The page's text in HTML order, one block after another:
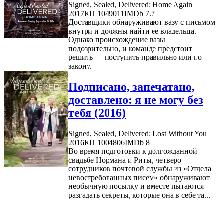
Signed, Sealed, Delivered: Home Again
2017КП 1049011IMDb 7.7
Доставщики обнаруживают вазу с письмом
внутри и должны найти ее владельца.
Однако происхождение вазы
подозрительно, и команде предстоит
решить — поступить правильно или по
закону.
Подписано, запечатано,
доставлено: я не могу без
тебя (2016)
Signed, Sealed, Delivered: Lost Without You
2016КП 1004806IMDb 8
Во время подготовки к долгожданной
свадьбе Нормана и Риты, четверо
сотрудников почтовой службы из «Отдела
невостребованных писем» обнаруживают
необычную посылку и вместе пытаются
разгадать секреты, которые она в себе та...